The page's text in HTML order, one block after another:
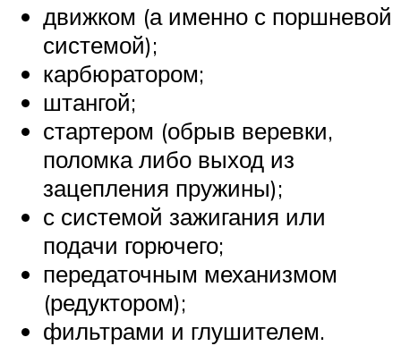
движком (а именно с поршневой
системой);
карбюратором;
штангой;
стартером (обрыв веревки,
поломка либо выход из
зацепления пружины);
с системой зажигания или
подачи горючего;
передаточным механизмом
(редуктором);
фильтрами и глушителем.